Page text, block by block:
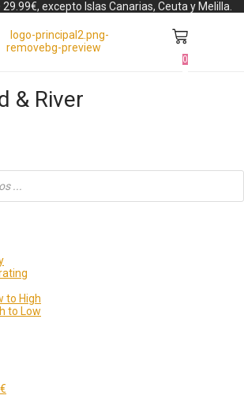
excepto Islas Canarias, Ceuta y Melilla.
0
& River
to High
to Low
€